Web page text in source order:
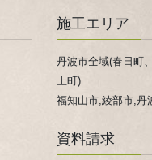
施工エリア
丹波市全域(春日町
上町)
福知山市,綾部市,丹
資料請求